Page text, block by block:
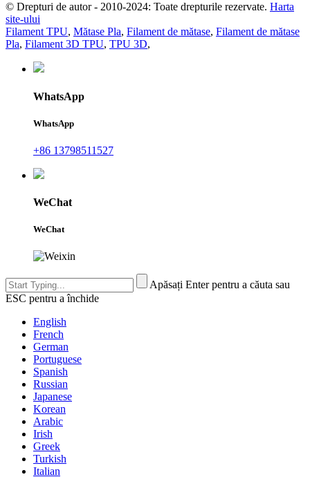
© Drepturi de autor - 2010-2024: Toate drepturile rezervate. Harta
site-ului
Filament TPU, Mătase Pla, Filament de mătase, Filament de mătase
Pla, Filament 3D TPU, TPU 3D,
WhatsApp
WhatsApp
+86 13798511527
WeChat
WeChat
Apăsați Enter pentru a căuta sau
ESC pentru a închide
English
French
German
Portuguese
Spanish
Russian
Japanese
Korean
Arabic
Irish
Greek
Turkish
Italian